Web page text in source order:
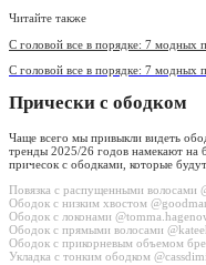
Читайте также
С головой все в порядке: 7 модных
С головой все в порядке: 7 модных
Прически с ободком
Чаще всего мы привыкли видеть
тренды 2025/26 годов намекают на
причесок с ободками, которые
Повязка с распущенными волосами
Ободок с низким хвостом
Ободок с локонами
Ободок с прямыми волосами
Ободок с прикорневым объемом
Укладка с тонким ободком